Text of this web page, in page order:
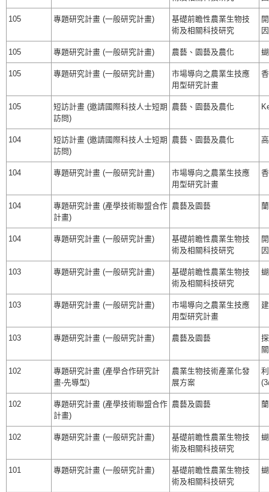
105 專題研究計畫 (一般研究計畫)
基礎前瞻性農業生物技
術及相關科技研究
105 專題研究計畫 (一般研究計畫) 農藝、園藝及農化
105 專題研究計畫 (一般研究計畫)
市場導向之農業生技應
用型研究計畫
105
短訪計畫 (邀請國際科技人士短期
訪問)
農藝、園藝及農化
104
短訪計畫 (邀請國際科技人士短期
訪問)
農藝、園藝及農化
104 專題研究計畫 (一般研究計畫)
市場導向之農業生技應
用型研究計畫
104
專題研究計畫 (產學技術聯盟合作
計畫)
農藝及園藝
104 專題研究計畫 (一般研究計畫)
基礎前瞻性農業生物技
術及相關科技研究
103 專題研究計畫 (一般研究計畫)
基礎前瞻性農業生物技
術及相關科技研究
103 專題研究計畫 (一般研究計畫)
市場導向之農業生技應
用型研究計畫
103 專題研究計畫 (一般研究計畫) 農藝及園藝
102
專題研究計畫 (產學合作研究計
畫-先導型)
農業生物技術產業化發
展方案
102
專題研究計畫 (產學技術聯盟合作
計畫)
農藝及園藝
102 專題研究計畫 (一般研究計畫)
基礎前瞻性農業生物技
術及相關科技研究
101 專題研究計畫 (一般研究計畫)
基礎前瞻性農業生物技
術及相關科技研究